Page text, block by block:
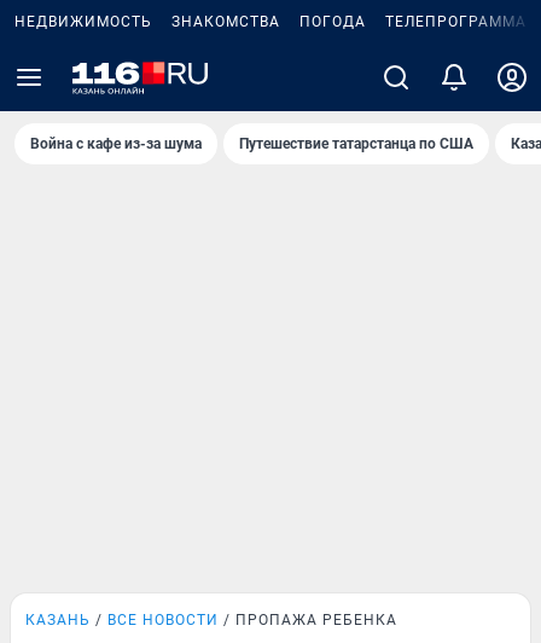
НЕДВИЖИМОСТЬ ЗНАКОМСТВА ПОГОДА ТЕЛЕПРОГРАММА
Война с кафе из-за шума Путешествие татарстанца по США
КАЗАНЬ ВСЕ НОВОСТИ ПРОПАЖА РЕБЕНКА